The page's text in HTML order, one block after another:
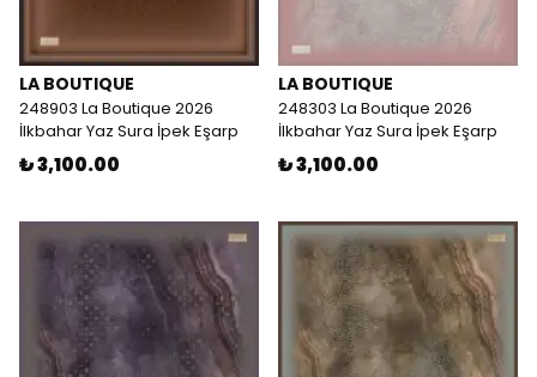
LA BOUTIQUE
248903 La Boutique 2026
İlkbahar Yaz Sura İpek Eşarp
₺ 3,100.00
LA BOUTIQUE
248303 La Boutique 2026
İlkbahar Yaz Sura İpek Eşarp
₺ 3,100.00